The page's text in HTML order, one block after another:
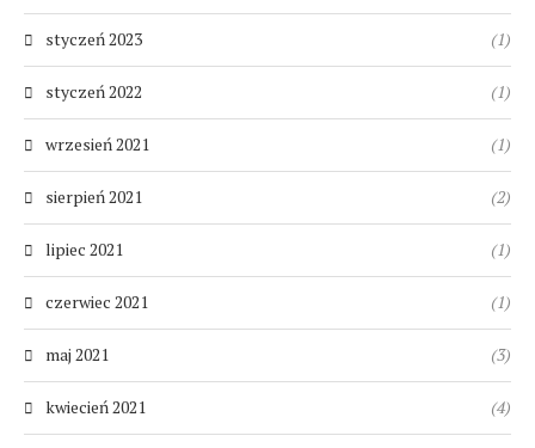
styczeń 2023 (1)
styczeń 2022 (1)
wrzesień 2021 (1)
sierpień 2021 (2)
lipiec 2021 (1)
czerwiec 2021 (1)
maj 2021 (3)
kwiecień 2021 (4)